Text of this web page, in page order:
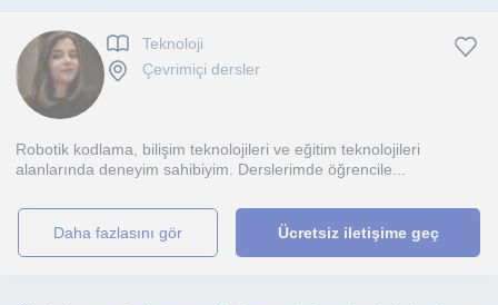
Teknoloji
Çevrimiçi dersler
Robotik kodlama, bilişim teknolojileri ve eğitim teknolojileri
alanlarında deneyim sahibiyim. Derslerimde öğrencile...
daha fazlasını gör Ücretsiz iletişime geç